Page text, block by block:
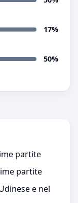
17%
50%
partite
partite
e nel